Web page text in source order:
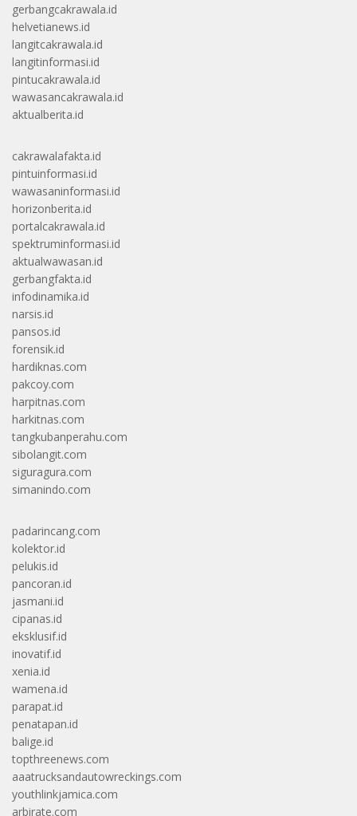
gerbangcakrawala.id
helvetianews.id
langitcakrawala.id
langitinformasi.id
pintucakrawala.id
wawasancakrawala.id
aktualberita.id
cakrawalafakta.id
pintuinformasi.id
wawasaninformasi.id
horizonberita.id
portalcakrawala.id
spektruminformasi.id
aktualwawasan.id
gerbangfakta.id
infodinamika.id
narsis.id
pansos.id
forensik.id
hardiknas.com
pakcoy.com
harpitnas.com
harkitnas.com
tangkubanperahu.com
sibolangit.com
siguragura.com
simanindo.com
padarincang.com
kolektor.id
pelukis.id
pancoran.id
jasmani.id
cipanas.id
eksklusif.id
inovatif.id
xenia.id
wamena.id
parapat.id
penatapan.id
balige.id
topthreenews.com
aaatrucksandautowreckings.com
youthlinkjamica.com
arbirate.com